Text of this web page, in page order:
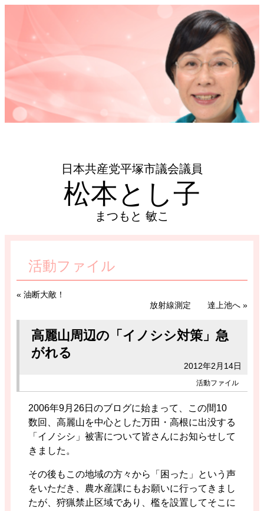
松本とし子
まつもと 敏こ
日本共産党平塚市議会議員
活動ファイル
« 油断大敵！
放射線測定 達上池へ »
高麗山周辺の「イノシシ対策」急
がれる
2012年2月14日
活動ファイル
2006年9月26日のブログに始まって、この間10
数回、高麗山を中心とした万田・高根に出没する
「イノシシ」被害について皆さんにお知らせして
きました。
その後もこの地域の方々から「困った」という声
をいただき、農水産課にもお願いに行ってきまし
たが、狩猟禁止区域であり、檻を設置してそこに